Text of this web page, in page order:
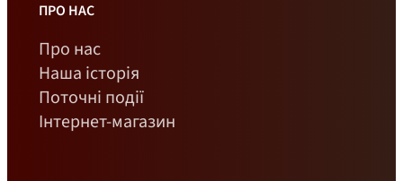
ПРО НАС
Про нас
Наша історія
Поточні події
Інтернет-магазин